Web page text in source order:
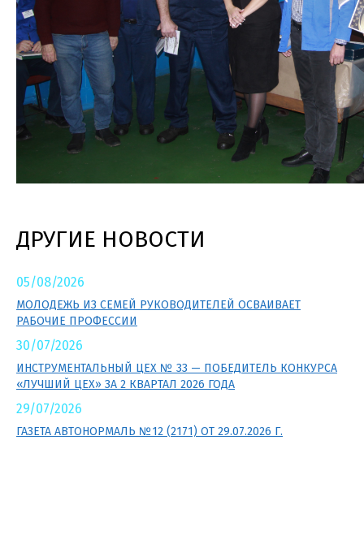
ДРУГИЕ НОВОСТИ
05/08/2026
МОЛОДЕЖЬ ИЗ СЕМЕЙ РУКОВОДИТЕЛЕЙ ОСВАИВАЕТ
РАБОЧИЕ ПРОФЕССИИ
30/07/2026
ИНСТРУМЕНТАЛЬНЫЙ ЦЕХ № 33 — ПОБЕДИТЕЛЬ КОНКУРСА
«ЛУЧШИЙ ЦЕХ» ЗА 2 КВАРТАЛ 2026 ГОДА
29/07/2026
ГАЗЕТА АВТОНОРМАЛЬ №12 (2171) ОТ 29.07.2026 Г.